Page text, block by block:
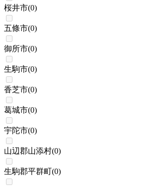
桜井市(0)
五條市(0)
御所市(0)
生駒市(0)
香芝市(0)
葛城市(0)
宇陀市(0)
山辺郡山添村(0)
生駒郡平群町(0)